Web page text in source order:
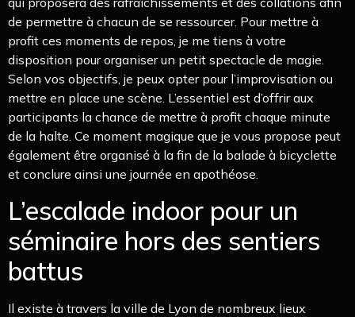
de permettre à chacun de se ressourcer. Pour mettre à
profit ces moments de repos, je me tiens à votre
disposition pour organiser un petit spectacle de magie.
Selon vos objectifs, je peux opter pour l’improvisation ou
mettre en place une scène. L’essentiel est d’offrir aux
participants la chance de mettre à profit chaque minute
de la halte. Ce moment magique que je vous propose peut
également être organisé à la fin de la balade à bicyclette
et conclure ainsi une journée en apothéose.
L’escalade indoor pour un
séminaire hors des sentiers
battus
Il existe à travers la ville de Lyon de nombreux lieux